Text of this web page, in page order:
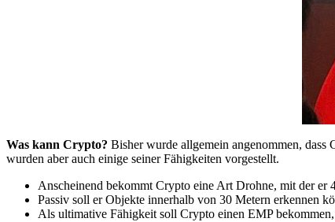
Was kann Crypto? Bisher wurde allgemein angenommen,
wurden aber auch einige seiner Fähigkeiten vorgestellt.
Anscheinend bekommt Crypto eine Art Drohne, mit der er
Passiv soll er Objekte innerhalb von 30 Metern erkennen
Als ultimative Fähigkeit soll Crypto einen EMP